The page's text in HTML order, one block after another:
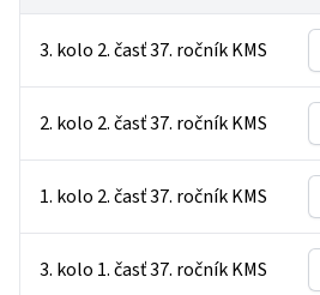
3. kolo 2. časť 37. ročník KMS
2. kolo 2. časť 37. ročník KMS
1. kolo 2. časť 37. ročník KMS
3. kolo 1. časť 37. ročník KMS